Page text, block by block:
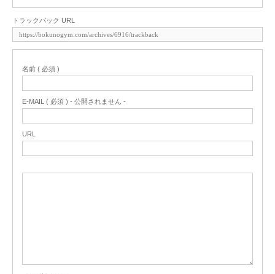
トラックバック URL
名前 ( 必須 )
E-MAIL ( 必須 ) - 公開されません -
URL